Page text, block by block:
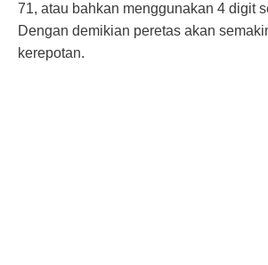
71, atau bahkan menggunakan 4 digit
Dengan demikian peretas akan
kerepotan.